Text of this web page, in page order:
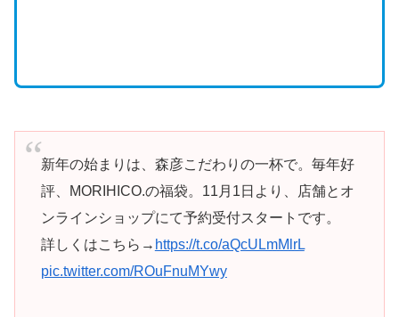
新年の始まりは、森彦こだわりの一杯で。毎年好
評、MORIHICO.の福袋。11月1日より、店舗とオ
ンラインショップにて予約受付スタートです。
詳しくはこちら→ https://t.co/aQcULmMlrL
pic.twitter.com/ROuFnuMYwy